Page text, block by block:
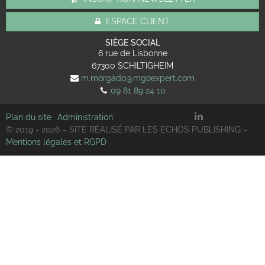
ESPACE CLIENT
SIÈGE SOCIAL
6 rue de Lisbonne
67300 SCHILTIGHEIM
m.morgado@mgoexpert.com
09 81 89 24 10
Plan du site
Administration
© 2019 - 2026
SITE RÉALISÉ PAR LES ECHOS PUBLISHING
Mentions légales et RGPD